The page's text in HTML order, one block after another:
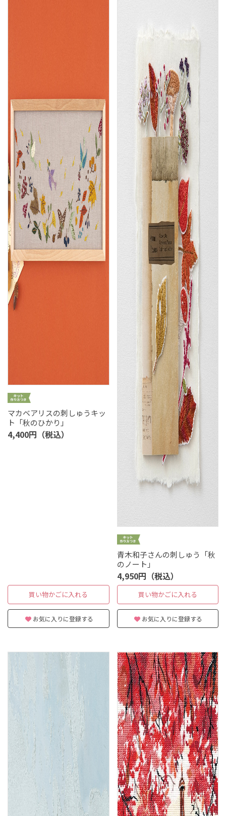
マカベアリスの刺しゅうキッ
ト「秋のひかり」
4,400円（税込）
買い物かごに入れる
お気に入りに登録する
青木和子さんの刺しゅう「秋
のノート」
4,950円（税込）
買い物かごに入れる
お気に入りに登録する